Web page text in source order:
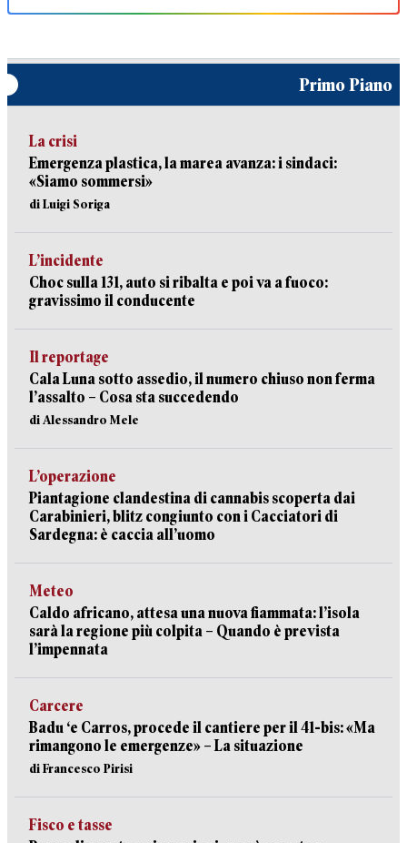
Primo Piano
La crisi
Emergenza plastica, la marea avanza: i sindaci:
«Siamo sommersi»
di Luigi Soriga
L’incidente
Choc sulla 131, auto si ribalta e poi va a fuoco:
gravissimo il conducente
Il reportage
Cala Luna sotto assedio, il numero chiuso non ferma
l’assalto – Cosa sta succedendo
di Alessandro Mele
L’operazione
Piantagione clandestina di cannabis scoperta dai
Carabinieri, blitz congiunto con i Cacciatori di
Sardegna: è caccia all’uomo
Meteo
Caldo africano, attesa una nuova fiammata: l’isola
sarà la regione più colpita – Quando è prevista
l’impennata
Carcere
Badu ‘e Carros, procede il cantiere per il 41-bis: «Ma
rimangono le emergenze» – La situazione
di Francesco Pirisi
Fisco e tasse